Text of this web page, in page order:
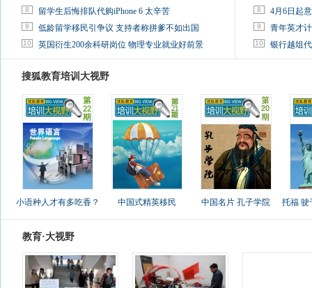
8 留学生后悔排队代购iPhone 6 太辛苦
9 低龄留学移民引争议 支持者称拼爹不如出国
10 英国衍生200余科研岗位 物理专业就业好前景
8 4月6日起
9 青年英才
10 银行越俎
搜狐教育培训大视野
小语种人才有多吃香？ 中国式精英移民 中国名片 孔子学院 托福 驶
教育·大视野